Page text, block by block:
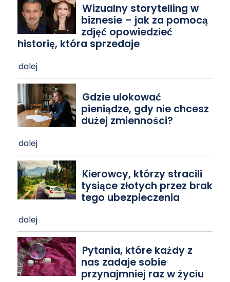
Wizualny storytelling w
biznesie – jak za pomocą
zdjęć opowiedzieć
historię, która sprzedaje
dalej
Gdzie ulokować
pieniądze, gdy nie chcesz
dużej zmienności?
dalej
Kierowcy, którzy stracili
tysiące złotych przez brak
tego ubezpieczenia
dalej
Pytania, które każdy z
nas zadaje sobie
przynajmniej raz w życiu